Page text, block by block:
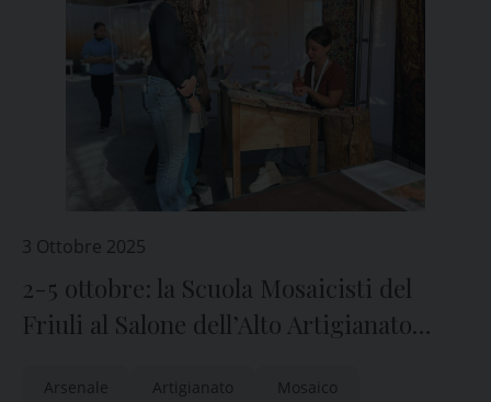
3 Ottobre 2025
2-5 ottobre: la Scuola Mosaicisti del
Friuli al Salone dell’Alto Artigianato
Arsenale Artigianato Mosaico